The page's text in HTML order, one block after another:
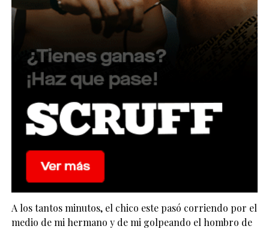
A los tantos minutos, el chico este pasó corriendo por el
medio de mi hermano y de mi golpeando el hombro de